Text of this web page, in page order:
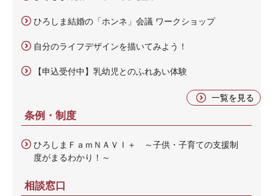
ひろしま結婚の「ホンネ」会議 ワークショップ
自分のライフデザインを描いてみよう！
【申込受付中】乳幼児とのふれあい体験
一覧を見る
条例・制度
ひろしまＦａｍＮＡＶＩ＋ ～子供・子育ての支援制
度がまるわかり！～
相談窓口